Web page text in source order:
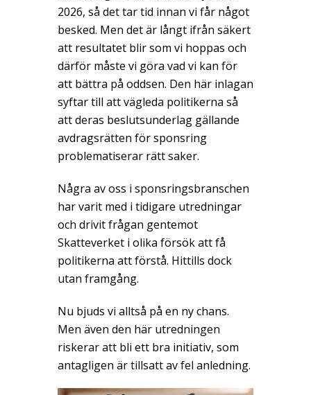
2026, så det tar tid innan vi får något
besked. Men det är långt ifrån säkert
att resultatet blir som vi hoppas och
därför måste vi göra vad vi kan för
att bättra på oddsen. Den här inlagan
syftar till att vägleda politikerna så
att deras beslutsunderlag gällande
avdragsrätten för sponsring
problematiserar rätt saker.
Några av oss i sponsringsbranschen
har varit med i tidigare utredningar
och drivit frågan gentemot
Skatteverket i olika försök att få
politikerna att förstå. Hittills dock
utan framgång.
Nu bjuds vi alltså på en ny chans.
Men även den här utredningen
riskerar att bli ett bra initiativ, som
antagligen är tillsatt av fel anledning.